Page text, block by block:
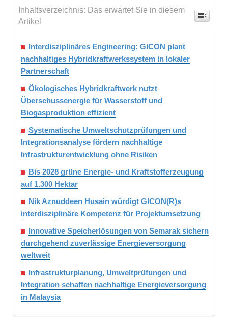
Inhaltsverzeichnis: Das erwartet Sie in diesem
Artikel
Interdisziplinäres Engineering: GICON plant
nachhaltiges Hybridkraftwerkssystem in lokaler
Partnerschaft
Ökologisches Hybridkraftwerk nutzt
Überschussenergie für Wasserstoff und
Biogasproduktion effizient
Systematische Umweltschutzprüfungen und
Integrationsanalyse fördern nachhaltige
Infrastrukturentwicklung ohne Risiken
Bis 2028 grüne Energie- und Kraftstofferzeugung
auf 1.300 Hektar
Nik Aznuddeen Husain würdigt GICON(R)s
interdisziplinäre Kompetenz für Projektumsetzung
Innovative Speicherlösungen von Semarak sichern
durchgehend zuverlässige Energieversorgung
weltweit
Infrastrukturplanung, Umweltprüfungen und
Integration schaffen nachhaltige Energieversorgung
in Malaysia